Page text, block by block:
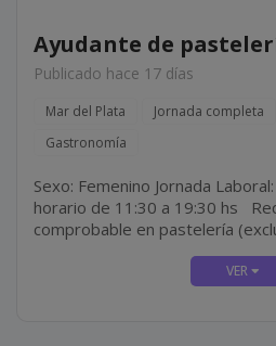
Ayudante de
Publicado hace 17 días
Mar del Plata Jornada completa
Gastronomía
Sexo: Femenino Jornada Laboral: Jornada Completa,
horario de 11:30 a 19:30 hs Requisitos: Experiencia
comprobable en pastelería (excluyente)
en pastelería moderna y